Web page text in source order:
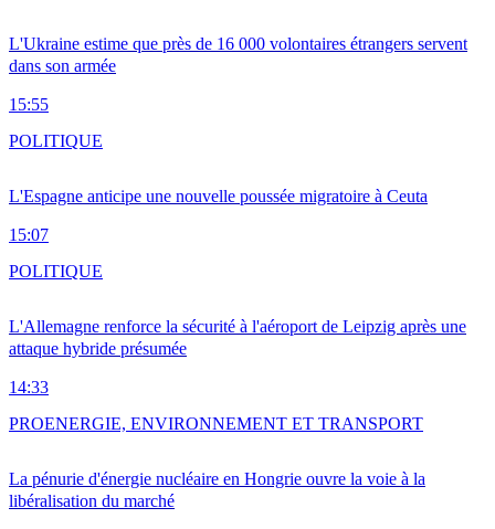
L'Ukraine estime que près de 16 000 volontaires étrangers servent
dans son armée
15:55
L'Espagne anticipe une nouvelle poussée migratoire à Ceuta
15:07
POLITIQUE
L'Allemagne renforce la sécurité à l'aéroport de Leipzig après une
attaque hybride présumée
14:33
POLITIQUE
La pénurie d'énergie nucléaire en Hongrie ouvre la voie à la
libéralisation du marché
PROENERGIE, ENVIRONNEMENT ET TRANSPORT